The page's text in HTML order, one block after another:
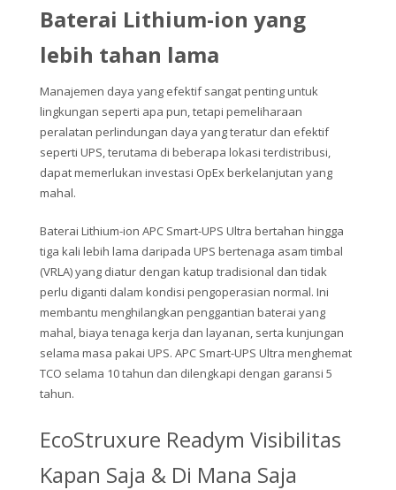
Baterai Lithium-ion yang
lebih tahan lama
Manajemen daya yang efektif sangat penting untuk
lingkungan seperti apa pun, tetapi pemeliharaan
peralatan perlindungan daya yang teratur dan efektif
seperti UPS, terutama di beberapa lokasi terdistribusi,
dapat memerlukan investasi OpEx berkelanjutan yang
mahal.
Baterai Lithium-ion APC Smart-UPS Ultra bertahan hingga
tiga kali lebih lama daripada UPS bertenaga asam timbal
(VRLA) yang diatur dengan katup tradisional dan tidak
perlu diganti dalam kondisi pengoperasian normal. Ini
membantu menghilangkan penggantian baterai yang
mahal, biaya tenaga kerja dan layanan, serta kunjungan
selama masa pakai UPS. APC Smart-UPS Ultra menghemat
TCO selama 10 tahun dan dilengkapi dengan garansi 5
tahun.
EcoStruxure Readym Visibilitas
Kapan Saja & Di Mana Saja